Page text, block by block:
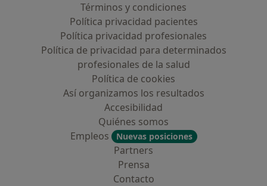
Términos y condiciones
Política privacidad pacientes
Política privacidad profesionales
Política de privacidad para determinados
profesionales de la salud
Política de cookies
Así organizamos los resultados
Accesibilidad
Quiénes somos
Empleos
Nuevas posiciones
Partners
Prensa
Contacto